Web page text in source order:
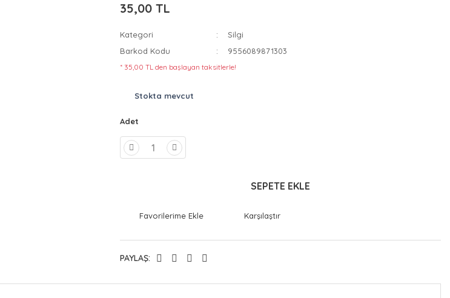
35,00 TL
Kategori
Silgi
Barkod Kodu
9556089871303
* 35,00 TL den başlayan taksitlerle!
Stokta mevcut
Adet
SEPETE EKLE
Karşılaştır
PAYLAŞ: